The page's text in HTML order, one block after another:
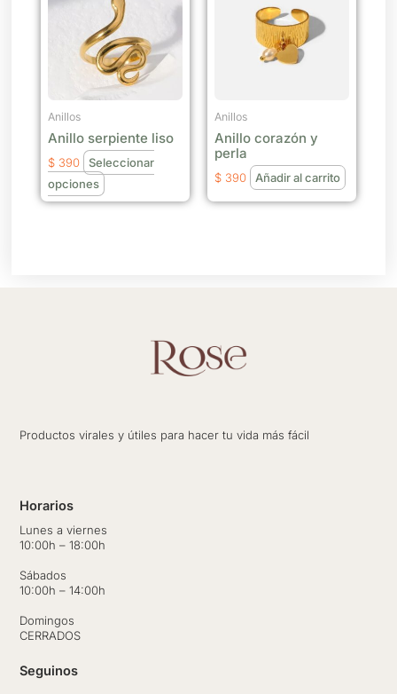
Anillos
Anillo serpiente liso
$ 390
Seleccionar
opciones
tiene
múltiples
variantes.
Las
pueden
elegir
en
la
Anillos
Anillo corazón y
perla
$ 390 Añadir al carrito
Productos virales y útiles para hacer tu vida más fácil
Horarios
Lunes a viernes
10:00h – 18:00h
Sábados
10:00h – 14:00h
Domingos
CERRADOS
Seguinos